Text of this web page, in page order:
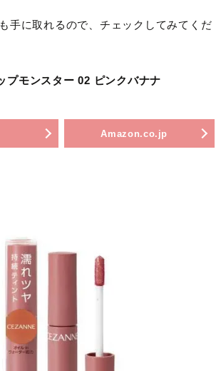
手に取れるので、チェックしてみてくだ
プモンスター 02 ピンクバナナ
Amazon.co.jp